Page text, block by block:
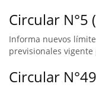
Circular N°5
Informa nuevos
previsionales
Circular